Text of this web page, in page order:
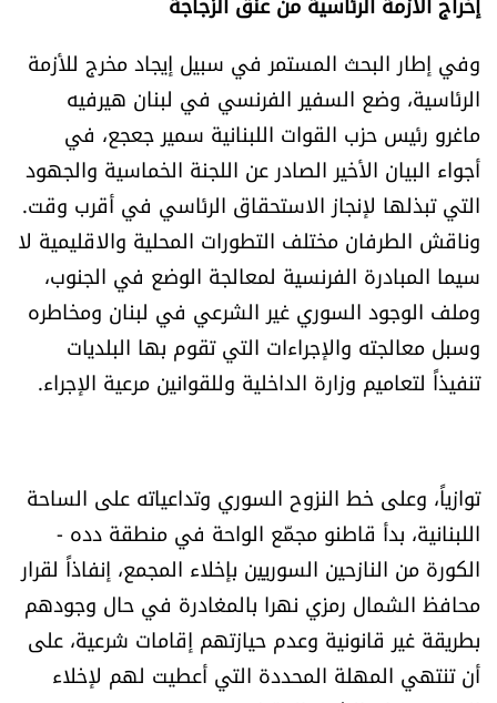
حظّك اليوم
للتاريخ
فيديو
من نحن
للتواصل معنا
شروط الاستخدام
شروط الإشتراك
وفي إطار البحث المستمر في سبيل إيجاد مخرج للأزمة
الرئاسية، وضع السفير الفرنسي في لبنان هيرفيه
ماغرو رئيس حزب القوات اللبنانية سمير جعجع، في
أجواء البيان الأخير الصادر عن اللجنة الخماسية والجهود
التي تبذلها لإنجاز الاستحقاق الرئاسي في أقرب وقت.
وناقش الطرفان مختلف التطورات المحلية والاقليمية لا
سيما المبادرة الفرنسية لمعالجة الوضع في الجنوب،
وملف الوجود السوري غير الشرعي في لبنان ومخاطره
وسبل معالجته والإجراءات التي تقوم بها البلديات
تنفيذاً لتعاميم وزارة الداخلية وللقوانين مرعية الإجراء.
توازياً، وعلى خط النزوح السوري وتداعياته على الساحة
اللبنانية، بدأ قاطنو مجمّع الواحة في منطقة دده -
الكورة من النازحين السوريين بإخلاء المجمع، إنفاذاً لقرار
محافظ الشمال رمزي نهرا بالمغادرة في حال وجودهم
بطريقة غير قانونية وعدم حيازتهم إقامات شرعية، على
أن تنتهي المهلة المحددة التي أعطيت لهم لإخلاء